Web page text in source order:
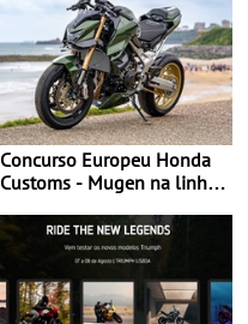
Concurso Europeu Honda
Customs - Mugen na linha
ganhar